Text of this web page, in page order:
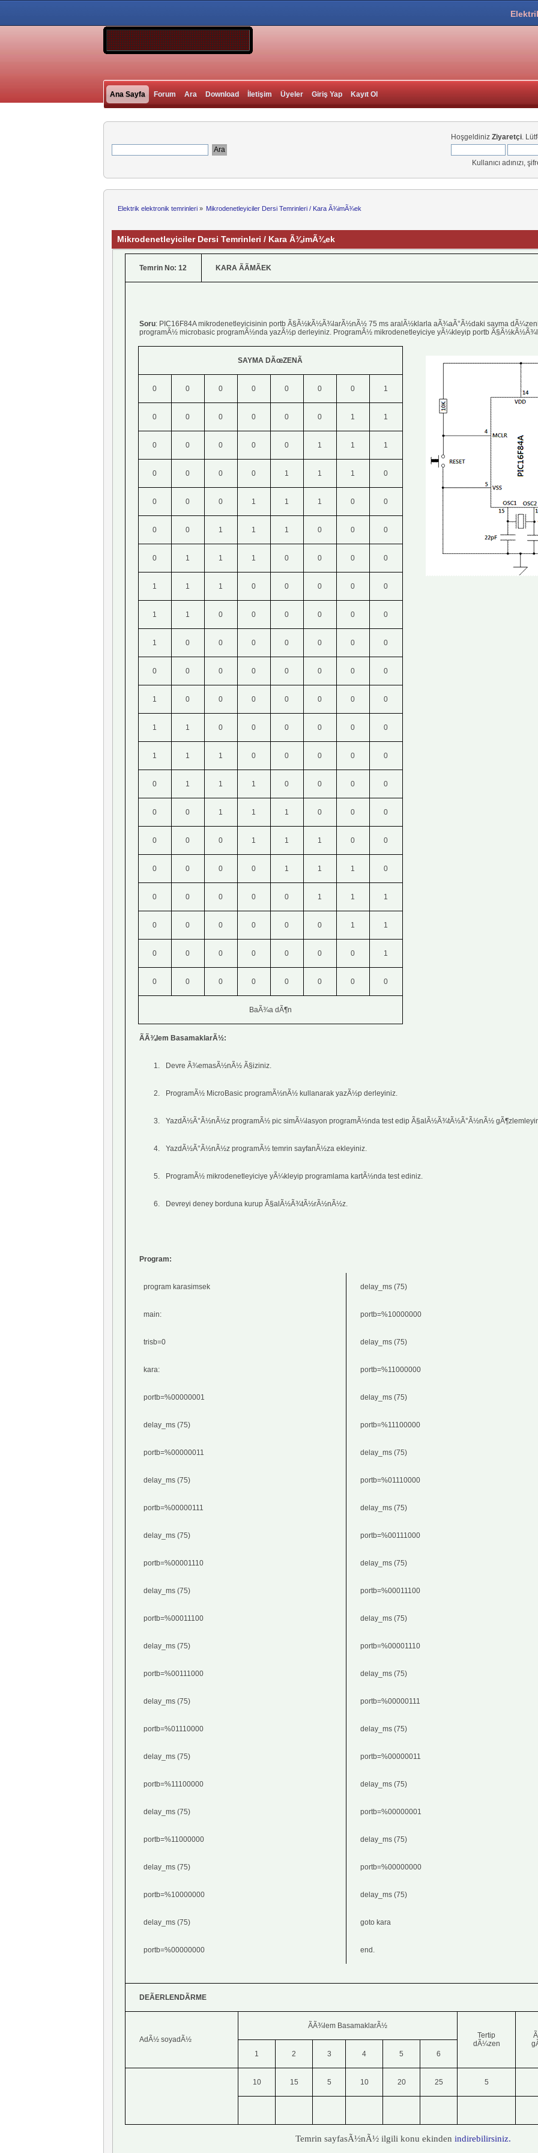
Ana Sayfa Forum Ara Download İletişim Üyeler Giriş Yap Kayıt Ol
Hoşgeldiniz Ziyaretçi.
Kullanıcı adınızı,
Elektrik elektronik temrinleri» Mikrodenetleyiciler Dersi Temrinleri / Kara Ã¾imÃ¾ek
Mikrodenetleyiciler Dersi Temrinleri / Kara Ã¾imÃ¾ek
Temrin No: 12 KARA ÃÃMÃEK
Soru: PIC16F84A mikrodenetleyicisinin portb Ã§Ã½kÃ½Ã¾larÃ½nÃ½ 75 ms aralÃ½klarla aÃ¾aÃ°Ã½daki sayma
programÃ½ microbasic programÃ½nda yazÃ½p derleyiniz. ProgramÃ½ mikrodenetleyiciye yÃ¼kleyip portb
SAYMA DÃœZENÃ
0 0 0 0 0 0 0 1
0 0 0 0 0 0 1 1
0 0 0 0 0 1 1 1
0 0 0 0 1 1 1 0
0 0 0 1 1 1 0 0
0 0 1 1 1 0 0 0
0 1 1 1 0 0 0 0
1 1 1 0 0 0 0 0
1 1 0 0 0 0 0 0
1 0 0 0 0 0 0 0
0 0 0 0 0 0 0 0
1 0 0 0 0 0 0 0
1 1 0 0 0 0 0 0
1 1 1 0 0 0 0 0
0 1 1 1 0 0 0 0
0 0 1 1 1 0 0 0
0 0 0 1 1 1 0 0
0 0 0 0 1 1 1 0
0 0 0 0 0 1 1 1
0 0 0 0 0 0 1 1
0 0 0 0 0 0 0 1
0 0 0 0 0 0 0 0
BaÃ¾a dÃ¶n
ÃÃ¾lem BasamaklarÃ½:
1. Devre Ã¾emasÃ½nÃ½ Ã§iziniz.
2. ProgramÃ½ MicroBasic programÃ½nÃ½ kullanarak yazÃ½p derleyiniz.
3. YazdÃ½Ã°Ã½nÃ½z programÃ½ pic simÃ¼lasyon programÃ½nda test edip Ã§alÃ½Ã¾tÃ½Ã°Ã½nÃ½
4. YazdÃ½Ã°Ã½nÃ½z programÃ½ temrin sayfanÃ½za ekleyiniz.
5. ProgramÃ½ mikrodenetleyiciye yÃ¼kleyip programlama kartÃ½nda test ediniz.
6. Devreyi deney borduna kurup Ã§alÃ½Ã¾tÃ½rÃ½nÃ½z.
Program:
program karasimsek
main:
trisb=0
kara:
portb=%00000001
delay_ms (75)
portb=%00000011
delay_ms (75)
portb=%00000111
delay_ms (75)
portb=%00001110
delay_ms (75)
portb=%00011100
delay_ms (75)
portb=%00111000
delay_ms (75)
portb=%01110000
delay_ms (75)
portb=%11100000
delay_ms (75)
portb=%11000000
delay_ms (75)
portb=%10000000
delay_ms (75)
portb=%00000000
delay_ms (75)
portb=%10000000
delay_ms (75)
portb=%11000000
delay_ms (75)
portb=%11100000
delay_ms (75)
portb=%01110000
delay_ms (75)
portb=%00111000
delay_ms (75)
portb=%00011100
delay_ms (75)
portb=%00001110
delay_ms (75)
portb=%00000111
delay_ms (75)
portb=%00000011
delay_ms (75)
portb=%00000001
delay_ms (75)
portb=%00000000
delay_ms (75)
goto kara
end.
DEÃERLENDÃRME
AdÃ½ soyadÃ½
ÃÃ¾lem BasamaklarÃ½
Tertip
dÃ¼zen
1
2 3 4 5 6
10 15 5 10 20 25 5
Temrin sayfasÃ½nÃ½ ilgili konu ekindenindirebilirsiniz.